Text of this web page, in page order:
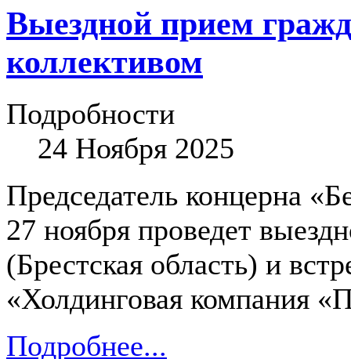
Выездной прием
коллективом
Подробности
24 Ноября 2025
Председатель концерна
27 ноября проведет
(Брестская область) и
«Холдинговая компания
Подробнее...